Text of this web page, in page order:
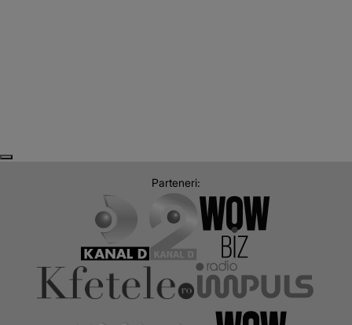
Parteneri: